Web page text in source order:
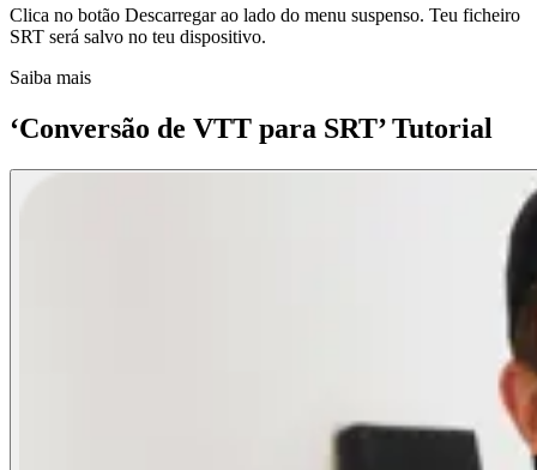
Clica no botão Descarregar ao lado do menu suspenso. Teu ficheiro
SRT será salvo no teu dispositivo.
Saiba mais
‘Conversão de VTT para SRT’ Tutorial